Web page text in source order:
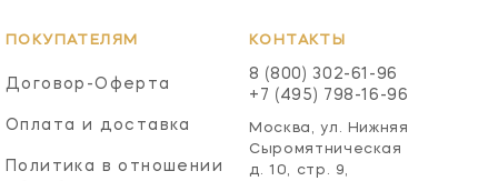
ПОКУПАТЕЛЯМ
Договор-Оферта
Оплата и доставка
Политика в отношении
КОНТАКТЫ
8 (800) 302-61-96
+7 (495) 798-16-96
Москва, ул. Нижняя
Сыромятническая
д. 10, стр. 9,